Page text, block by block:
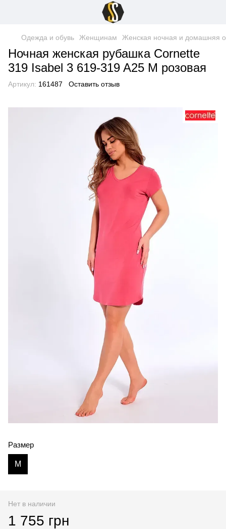
Одежда и обувь Женщинам Женская ночная и домашняя
Ночная женская рубашка Cornette
319 Isabel 3 619-319 A25 M розовая
Артикул: 161487 Оставить отзыв
Размер
M
Нет в наличии
1 755 грн